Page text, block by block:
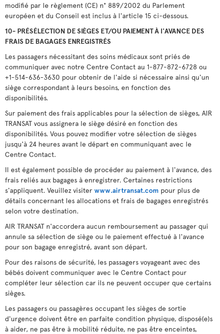
modifié par le règlement (CE) n° 889/2002 du Parlement
européen et du Conseil est inclus à l'article 15 ci-dessous.
10- PRÉSÉLECTION DE SIÈGES ET/OU PAIEMENT À l'AVANCE DES
FRAIS DE BAGAGES ENREGISTRÉS
Les passagers nécessitant des soins médicaux sont priés de
communiquer avec notre Centre Contact au 1-877-872-6728 ou
+1-514-636-3630 pour obtenir de l'aide si nécessaire ainsi qu'un
siège correspondant à leurs besoins, en fonction des
disponibilités.
Sur paiement des frais applicables pour la sélection de sièges, AIR
TRANSAT vous assignera le siège désiré en fonction des
disponibilités. Vous pouvez modifier votre sélection de sièges
jusqu'à 24 heures avant le départ en communiquant avec le
Centre Contact.
Il est également possible de procéder au paiement à l'avance, des
frais reliés aux bagages à enregistrer. Certaines restrictions
s'appliquent. Veuillez visiter www.airtransat.com pour plus de
détails concernant les allocations et frais de bagages enregistrés
selon votre destination.
AIR TRANSAT n'accordera aucun remboursement au passager qui
annule sa sélection de siège ou le paiement effectué à l'avance
pour son bagage enregistré, avant son départ.
Pour des raisons de sécurité, les passagers voyageant avec des
bébés doivent communiquer avec le Centre Contact pour
compléter leur sélection car ils ne peuvent occuper que certains
sièges.
Les passagers ou passagères occupant les sièges de sortie
d'urgence doivent être en parfaite condition physique, disposé(e)s
à aider, ne pas être à mobilité réduite, ne pas être enceintes,